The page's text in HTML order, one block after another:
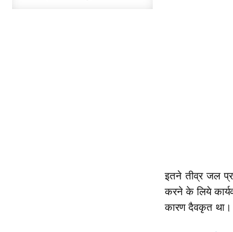
इतने तीव्र जल
करने के लिये
कारण दैवकृत था।